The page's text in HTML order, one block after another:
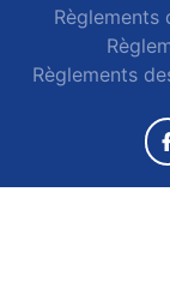
Règlements
Règlements